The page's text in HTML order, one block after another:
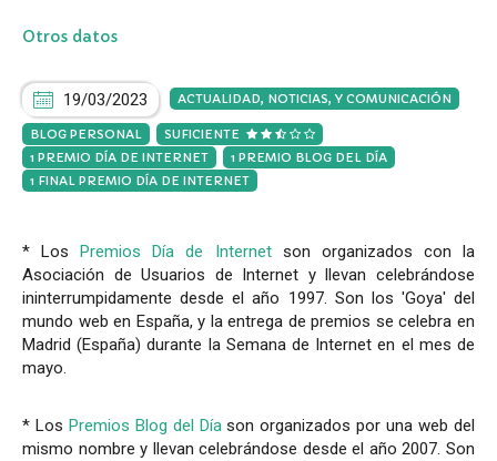
Otros datos
19/03/2023 ACTUALIDAD, NOTICIAS, Y COMUNICACIÓN
BLOG PERSONAL
SUFICIENTE
1 PREMIO DÍA DE INTERNET
1 PREMIO BLOG DEL DÍA
1 FINAL PREMIO DÍA DE INTERNET
* LosPremios Día de Internetson organizados con la
Asociación de Usuarios de Internet y llevan celebrándose
ininterrumpidamente desde el año 1997. Son los 'Goya' del
mundo web en España, y la entrega de premios se celebra en
Madrid (España) durante la Semana de Internet en el mes de
mayo.
* Los Premios Blog del Díason organizados por una web del
mismo nombre y llevan celebrándose desde el año 2007. Son